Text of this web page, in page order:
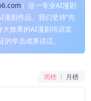
）这一专业AI漫剧
剧作品。我们坚持“先
大效果的AI漫剧培训宣
学员成果说话。
周榜 月榜